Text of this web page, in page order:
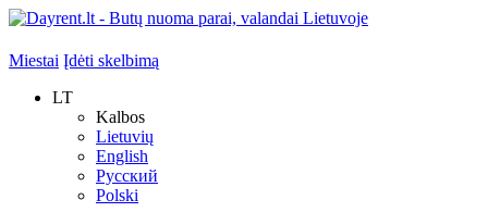
Miestai Įdėti skelbimą
LT
Kalbos
Lietuvių
English
Русский
Polski